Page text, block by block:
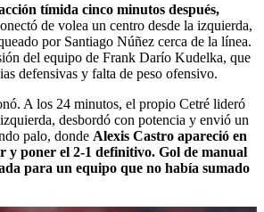
tímida cinco minutos después,
de volea un centro desde la izquierda,
por Santiago Núñez cerca de la línea.
del equipo de Frank Darío Kudelka, que
defensivas y falta de peso ofensivo.
A los 24 minutos, el propio Cetré lideró
desbordó con potencia y envió un
palo, donde Alexis Castro apareció en
y poner el 2-1 definitivo. Gol de manual
para un equipo que no había sumado